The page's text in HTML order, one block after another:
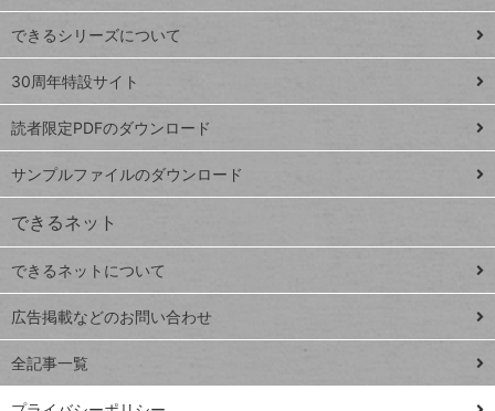
ド
Google
スプレ
ッドシ
ート
iPhone
VLOOKUP
close
閉じ
る
ト
ッ
プ
ペ
ジ
連載
Excel Q&A
トイアンナ流仕
事術
ではじめる業務
できるシリーズについて
30周年特設サイト
読者限定PDFのダウンロード
サンプルファイルのダウンロード
できるネット
できるネットについて
広告掲載などのお問い合わせ
全記事一覧